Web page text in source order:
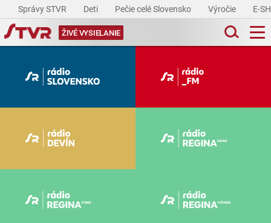
Správy STVR Deti Pečie celé Slovensko Výročie E-
ŽIVÉ VYSIELANIE